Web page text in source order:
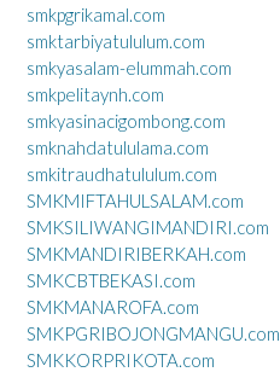
smkpgrikamal.com
smktarbiyatululum.com
smkyasalam-elummah.com
smkpelitaynh.com
smkyasinacigombong.com
smknahdatululama.com
smkitraudhatululum.com
SMKMIFTAHULSALAM.com
SMKSILIWANGIMANDIRI.com
SMKMANDIRIBERKAH.com
SMKCBTBEKASI.com
SMKMANAROFA.com
SMKPGRIBOJONGMANGU.com
SMKKORPRIKOTA.com